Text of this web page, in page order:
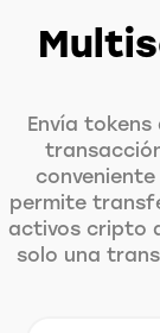
Envía
permite
activos cripto
solo una